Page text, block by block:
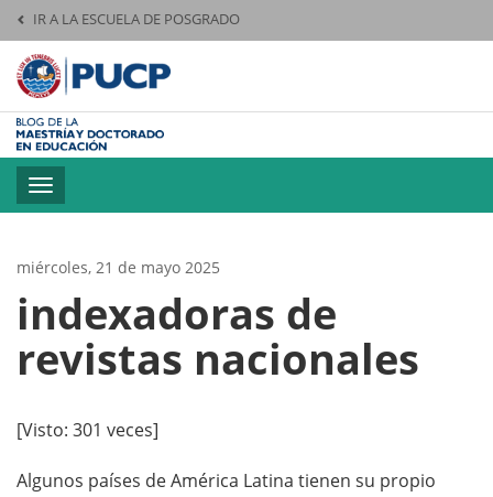
IR A LA ESCUELA DE POSGRADO
Pontificia
Toggle
navigation
miércoles, 21 de mayo 2025
indexadoras de
revistas nacionales
[Visto: 301 veces]
Algunos países de América Latina tienen su propio